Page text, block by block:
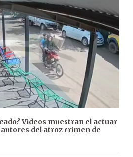
Videos muestran el actuar
del atroz crimen de